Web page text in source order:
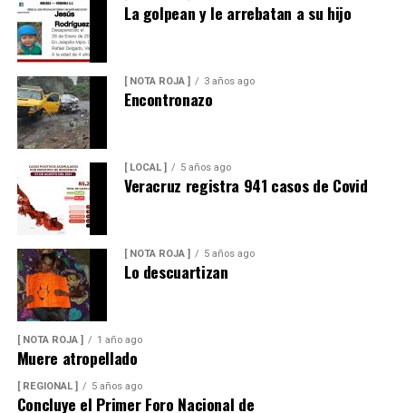
La golpean y le arrebatan a su hijo
[ NOTA ROJA ] 3 años ago
Encontronazo
[ LOCAL ] 5 años ago
Veracruz registra 941 casos de Covid
[ NOTA ROJA ] 5 años ago
Lo descuartizan
[ NOTA ROJA ] 1 año ago
Muere atropellado
[ REGIONAL ] 5 años ago
Concluye el Primer Foro Nacional de